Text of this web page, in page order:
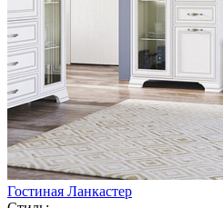
Гостиная Ланкастер